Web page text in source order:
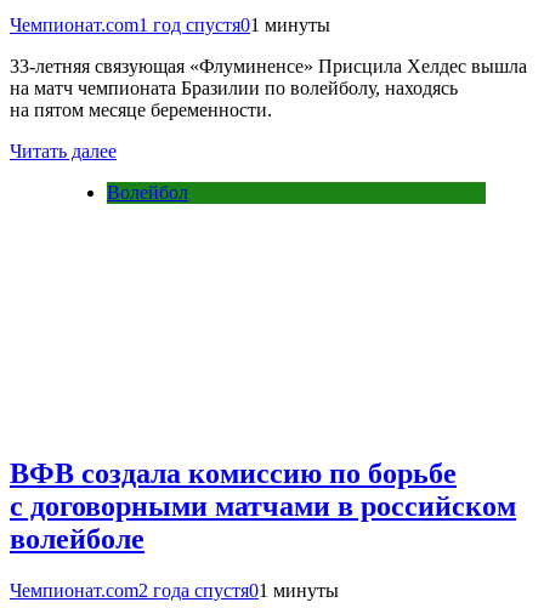
Чемпионат.com1 год спустя01 минуты
33-летняя связующая «Флуминенсе» Присцила Хелдес вышла
на матч чемпионата Бразилии по волейболу, находясь
на пятом месяце беременности.
Читать далее
Волейбол
ВФВ создала комиссию по борьбе
с договорными матчами в российском
волейболе
Чемпионат.com2 года спустя01 минуты